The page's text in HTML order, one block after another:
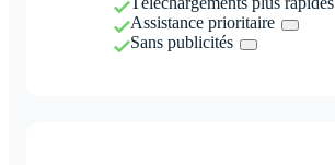
Assistance prioritaire
Sans publicités